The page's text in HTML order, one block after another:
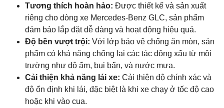
Tương thích hoàn hảo: Được thiết kế và sản xuất
riêng cho dòng xe Mercedes-Benz GLC, sản phẩm
đảm bảo lắp đặt dễ dàng và hoạt động hiệu quả.
Độ bền vượt trội: Với lớp bảo vệ chống ăn mòn, sản
phẩm có khả năng chống lại các tác động xấu từ môi
trường như độ ẩm, bụi bẩn, và nước mưa.
Cải thiện khả năng lái xe: Cải thiện độ chính xác và
độ ổn định khi lái, đặc biệt là khi xe chạy ở tốc độ cao
hoặc khi vào cua.